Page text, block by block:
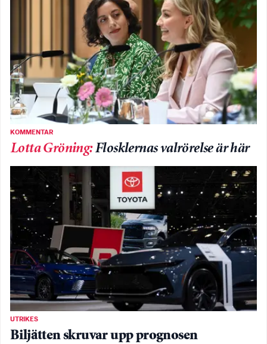
KOMMENTAR
Lotta Gröning:Flosklernas valrörelse är här
UTRIKES
Biljätten skruvar upp prognosen